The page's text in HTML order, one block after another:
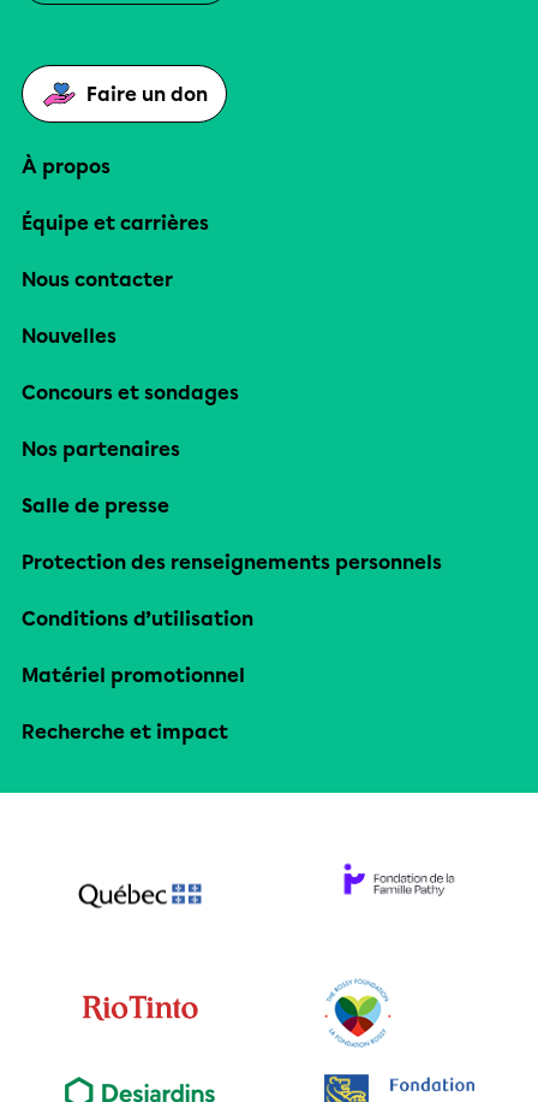
Faire un don
À propos
Équipe et carrières
Nous contacter
Nouvelles
Concours et sondages
Nos partenaires
Salle de presse
Protection des renseignements personnels
Conditions d’utilisation
Matériel promotionnel
Recherche et impact